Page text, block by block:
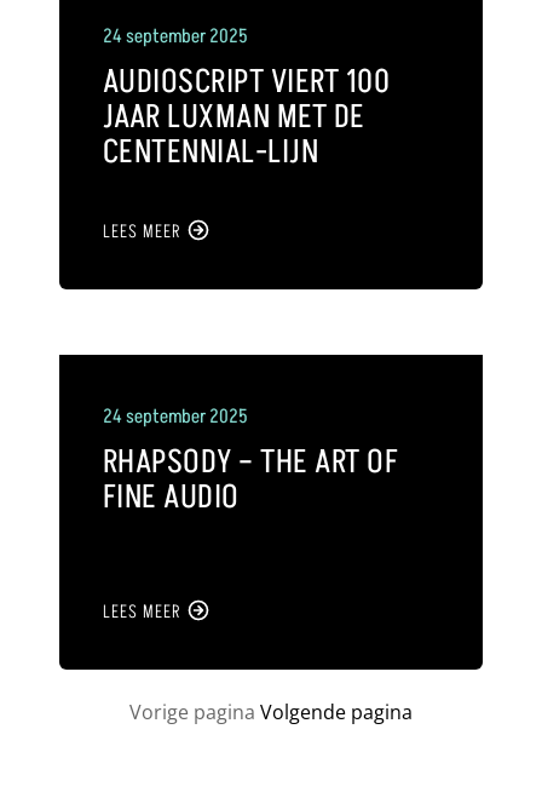
24 september 2025
AUDIOSCRIPT VIERT 100
JAAR LUXMAN MET DE
CENTENNIAL-LIJN
LEES MEER
24 september 2025
RHAPSODY – THE ART OF
FINE AUDIO
LEES MEER
Vorige pagina Volgende pagina